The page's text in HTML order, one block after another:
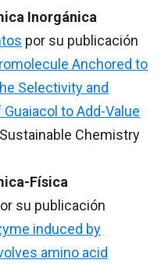
Inorgánica
por su publicación
Anchored to
Selectivity and
to Add-Value
Chemistry
Física
su publicación
induced by
amino acid